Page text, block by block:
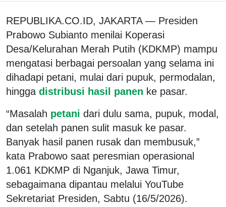
REPUBLIKA.CO.ID, JAKARTA — Presiden
Prabowo Subianto menilai Koperasi
Desa/Kelurahan Merah Putih (KDKMP) mampu
mengatasi berbagai persoalan yang selama ini
dihadapi petani, mulai dari pupuk, permodalan,
hingga distribusi hasil panen ke pasar.
“Masalah petani dari dulu sama, pupuk, modal,
dan setelah panen sulit masuk ke pasar.
Banyak hasil panen rusak dan membusuk,”
kata Prabowo saat peresmian operasional
1.061 KDKMP di Nganjuk, Jawa Timur,
sebagaimana dipantau melalui YouTube
Sekretariat Presiden, Sabtu (16/5/2026).